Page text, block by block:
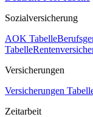
Sozialversicherung
AOK Tabelle
Tabelle
Versicherungen
Versicherungen
Zeitarbeit